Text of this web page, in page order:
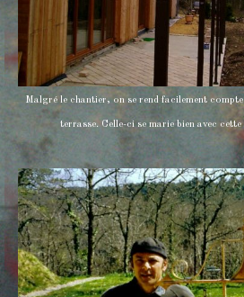
Malgré le chantier, on se rend facilement
terrasse. Celle-ci se marie bien avec